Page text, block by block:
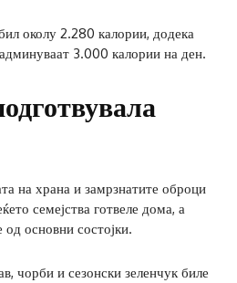
околу 2.280 калории, додека
3.000 калории на ден.
на храна и замрзнатите оброци
семејства готвеле дома, а
од основни состојки.
чорби и сезонски зеленчук биле